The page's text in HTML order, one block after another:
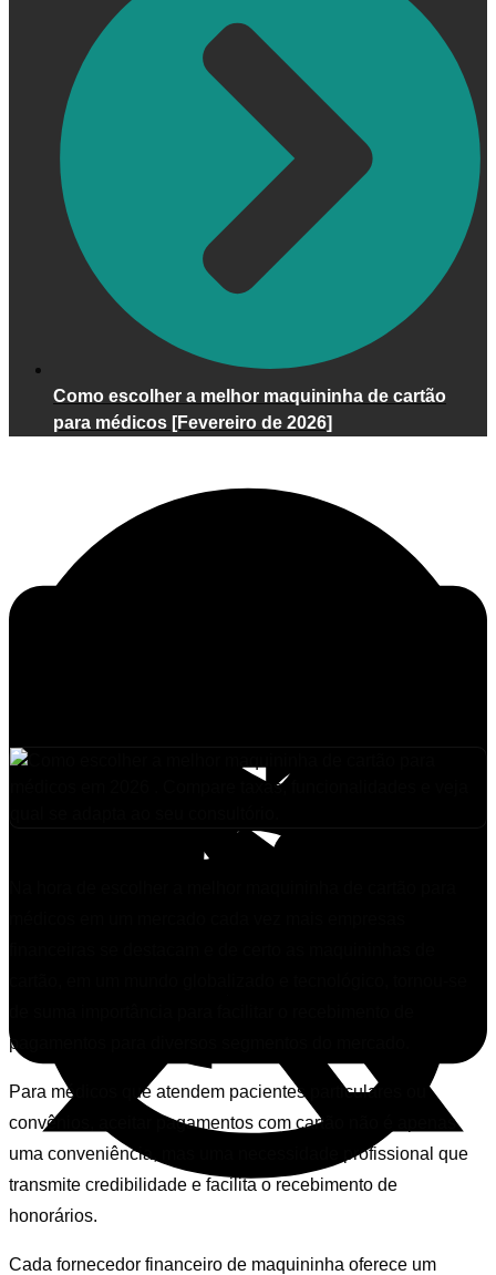
Como escolher a melhor maquininha de cartão
para médicos [Fevereiro de 2026]
pagamentos para diversos segmentos do mercado.
Para médicos que atendem pacientes particulares ou
convênios, aceitar pagamentos com cartão não é apenas
uma conveniência, mas uma necessidade profissional que
transmite credibilidade e facilita o recebimento de
honorários.
Cada fornecedor financeiro de maquininha oferece um